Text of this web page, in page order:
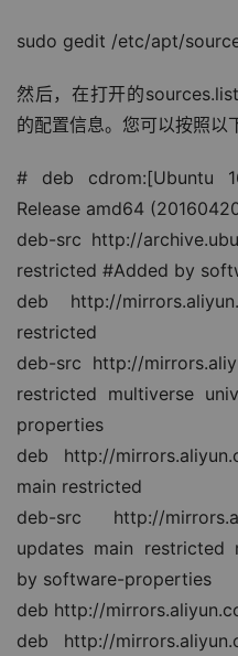
sudo gedit /etc/apt/
然后，在打开的
的配置信息。您可以按照以
# deb cdrom:[Ubuntu
Release amd64
deb-src http://
restricted #Added by
deb http://
restricted
deb-src http://
restricted multiverse
properties
deb http://
main restricted
deb-src http://
updates main restricted
by software-properties
deb http://
deb http://